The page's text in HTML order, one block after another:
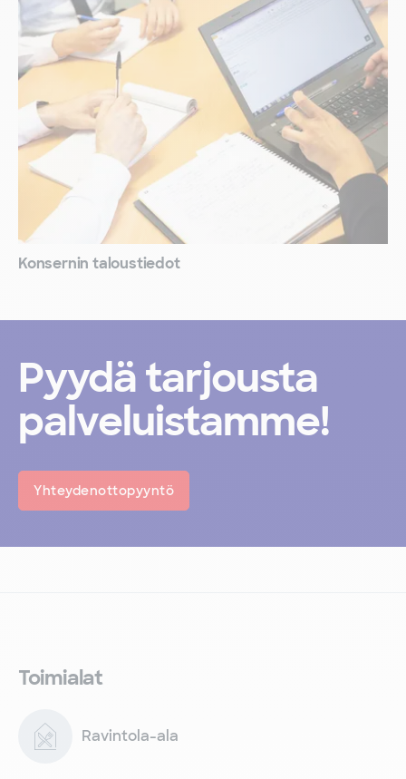
Konsernin taloustiedot
Pyydä tarjousta
palveluistamme!
Yhteydenottopyyntö
Toimialat
Ravintola-ala